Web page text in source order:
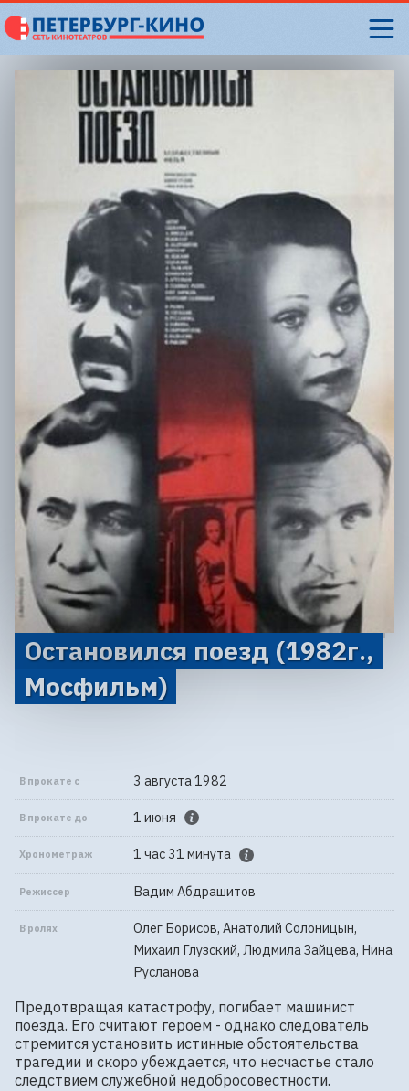
Остановился поезд (1982г.,
Мосфильм)
В прокате с 3 августа 1982
В прокате до 1 июня
Хронометраж 1 час 31 минута
Режиссер Вадим Абдрашитов
В ролях
Олег Борисов, Анатолий Солоницын,
Михаил Глузский, Людмила Зайцева, Нина
Русланова
Предотвращая катастрофу, погибает машинист
поезда. Его считают героем - однако следователь
стремится установить истинные обстоятельства
трагедии и скоро убеждается, что несчастье стало
следствием служебной недобросовестности.